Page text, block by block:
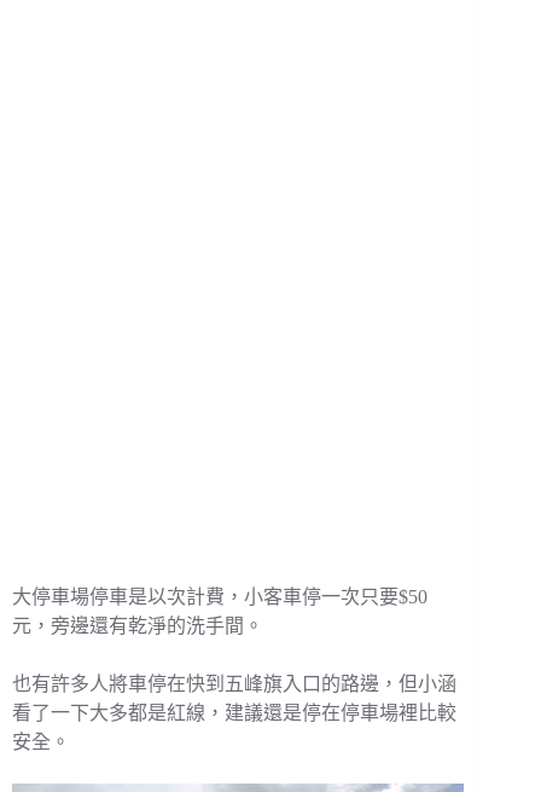
大停車場停車是以次計費，小客車停一次只要$50
元，旁邊還有乾淨的洗手間。
也有許多人將車停在快到五峰旗入口的路邊，但小涵
看了一下大多都是紅線，建議還是停在停車場裡比較
安全。